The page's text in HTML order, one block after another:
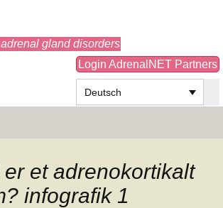
gland disorders
Login AdrenalNET Partners
Deutsch
er et adrenokortikalt
infografik 1